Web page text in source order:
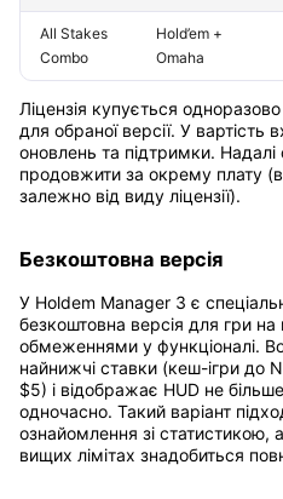
All Stakes
Combo
Hold’em +
Omaha
Ліцензія купується
для обраної версії. У вартість
оновлень та підтримки.
продовжити за окрему плату
залежно від виду ліцензії).
Безкоштовна версія
У Holdem Manager 3 є
безкоштовна версія для гри на
обмеженнями у функціоналі.
найнижчі ставки (кеш-ігри до
$5) і відображає HUD не
одночасно. Такий варіант
ознайомлення зі статистикою,
вищих лімітах знадобиться